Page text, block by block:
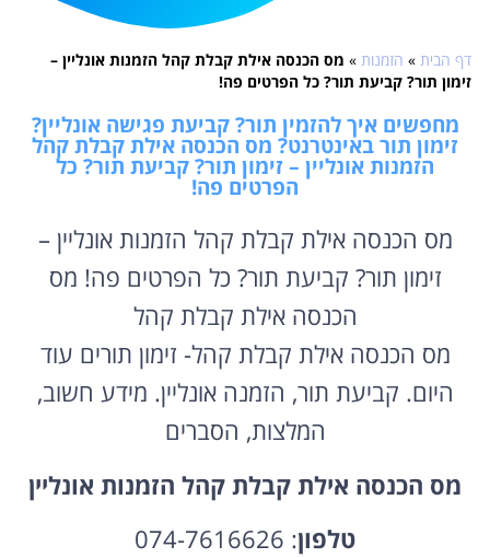
דף הבית » הזמנות » מס הכנסה אילת קבלת קהל הזמנות אונליין –
זימון תור? קביעת תור? כל הפרטים פה!
מחפשים איך להזמין תור? קביעת פגישה אונליין?
זימון תור באינטרנט? מס הכנסה אילת קבלת קהל
הזמנות אונליין – זימון תור? קביעת תור? כל
הפרטים פה!
מס הכנסה אילת קבלת קהל הזמנות אונליין –
זימון תור? קביעת תור? כל הפרטים פה! מס
הכנסה אילת קבלת קהל
מס הכנסה אילת קבלת קהל- זימון תורים עוד
היום. קביעת תור, הזמנה אונליין. מידע חשוב,
המלצות, הסברים
מס הכנסה אילת קבלת קהל הזמנות אונליין
טלפון: 074-7616626